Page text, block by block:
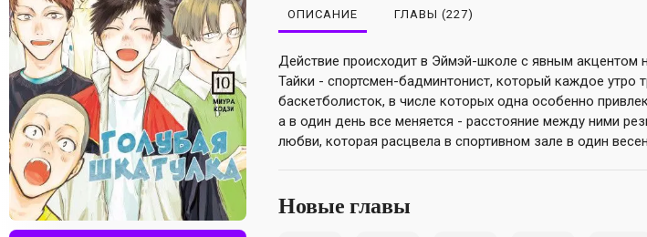
ОПИСАНИЕ ГЛАВЫ (227)
Действие происходит в Эймэй-школе c явным акцентом
Тайки - спортсмен-бадминтонист, который каждое утро
баскетболисток, в числе которых одна особенно
а в один день все меняется - расстояние между ними
любви, которая расцвела в спортивном зале в один
Новые главы